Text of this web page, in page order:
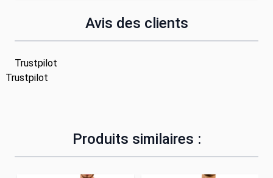
Avis des clients
Trustpilot
Trustpilot
Produits similaires :